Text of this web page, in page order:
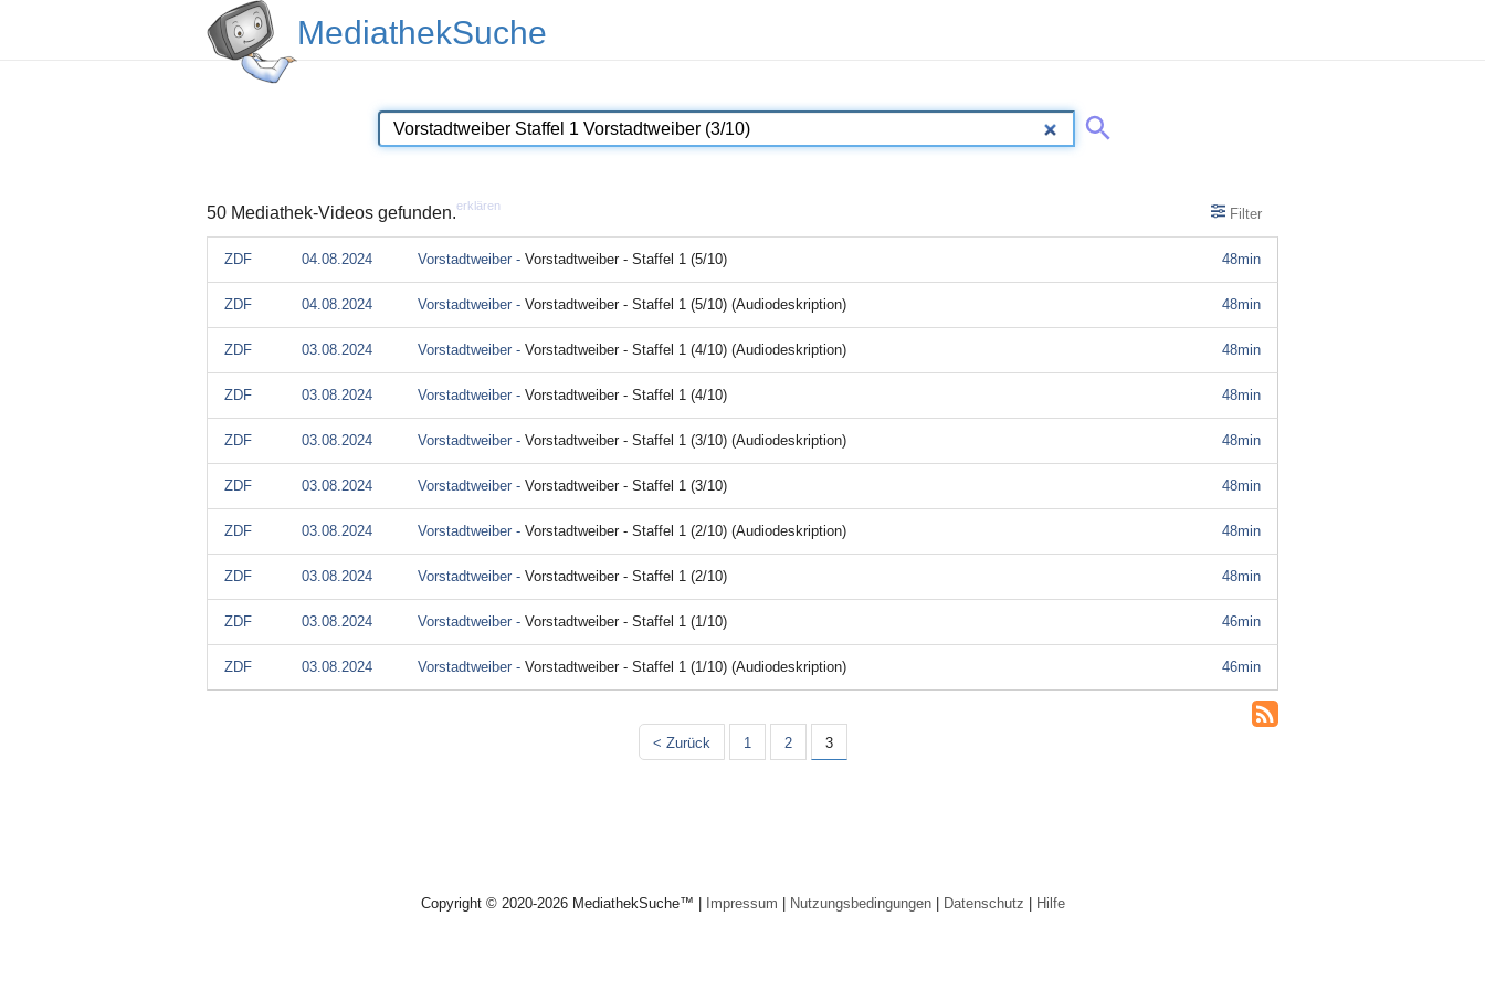
MediathekSuche
50 Mediathek-Videos gefunden.erklären Filter
48min
ZDF 04.08.2024 Vorstadtweiber - Vorstadtweiber - Staffel 1 (5/10)
48min
ZDF 04.08.2024 Vorstadtweiber - Vorstadtweiber - Staffel 1 (5/10) (Audiodeskription)
48min
ZDF 03.08.2024 Vorstadtweiber - Vorstadtweiber - Staffel 1 (4/10) (Audiodeskription)
48min
ZDF 03.08.2024 Vorstadtweiber - Vorstadtweiber - Staffel 1 (4/10)
48min
ZDF 03.08.2024 Vorstadtweiber - Vorstadtweiber - Staffel 1 (3/10) (Audiodeskription)
48min
ZDF 03.08.2024 Vorstadtweiber - Vorstadtweiber - Staffel 1 (3/10)
48min
ZDF 03.08.2024 Vorstadtweiber - Vorstadtweiber - Staffel 1 (2/10) (Audiodeskription)
48min
ZDF 03.08.2024 Vorstadtweiber - Vorstadtweiber - Staffel 1 (2/10)
46min
ZDF 03.08.2024 Vorstadtweiber - Vorstadtweiber - Staffel 1 (1/10)
46min
ZDF 03.08.2024 Vorstadtweiber - Vorstadtweiber - Staffel 1 (1/10) (Audiodeskription)
< Zurück 1 2 3
Copyright © 2020-2026 MediathekSuche™ | Impressum Nutzungsbedingungen| Datenschutz Hilfe